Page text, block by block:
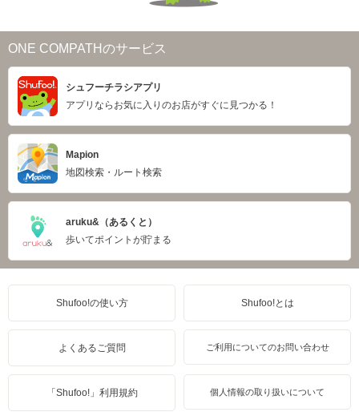
ONE COMPATHのサービス
シュフーチラシアプリ
アプリならお気に入りのお店がすぐに見つかる！
Mapion
地図検索・ルート検索
aruku&（あるくと）
歩いてポイントが貯まる
Shufoo!の使い方 Shufoo!とは
よくあるご質問 ご利用についてのお問い合わせ
「Shufoo!」利用規約 個人情報の取り扱いについて